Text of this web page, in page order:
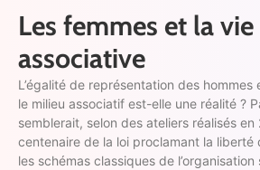
Les femmes et la vie
associative
L’égalité de représentation des
le milieu associatif est-elle une réalité ?
semblerait, selon des ateliers réalisés en
centenaire de la loi proclamant la liberté
les schémas classiques de